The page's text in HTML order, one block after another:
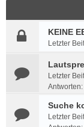
KEINE
Letzter
Letzter
Antworten:
Suche
Letzter